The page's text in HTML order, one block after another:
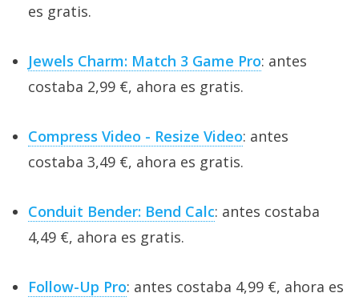
es gratis.
Jewels Charm: Match 3 Game Pro: antes
costaba 2,99 €, ahora es gratis.
Compress Video - Resize Video: antes
costaba 3,49 €, ahora es gratis.
Conduit Bender: Bend Calc: antes costaba
4,49 €, ahora es gratis.
Follow-Up Pro: antes costaba 4,99 €, ahora es